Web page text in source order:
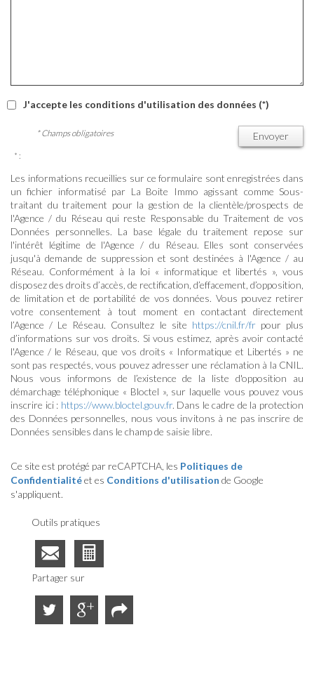
J'accepte les conditions d'utilisation des données (*)
Envoyer
* Champs obligatoires
* :
Les informations recueillies sur ce formulaire sont enregistrées dans
un fichier informatisé par La Boite Immo agissant comme Sous-
traitant du traitement pour la gestion de la clientèle/prospects de
l'Agence / du Réseau qui reste Responsable du Traitement de vos
Données personnelles. La base légale du traitement repose sur
l'intérêt légitime de l'Agence / du Réseau. Elles sont conservées
jusqu'à demande de suppression et sont destinées à l'Agence / au
Réseau. Conformément à la loi « informatique et libertés », vous
disposez des droits d’accès, de rectification, d’effacement, d’opposition,
de limitation et de portabilité de vos données. Vous pouvez retirer
votre consentement à tout moment en contactant directement
l’Agence / Le Réseau. Consultez le site https://cnil.fr/frpour plus
d’informations sur vos droits. Si vous estimez, après avoir contacté
l'Agence / le Réseau, que vos droits « Informatique et Libertés » ne
sont pas respectés, vous pouvez adresser une réclamation à la CNIL.
Nous vous informons de l’existence de la liste d'opposition au
démarchage téléphonique « Bloctel », sur laquelle vous pouvez vous
inscrire ici : https://www.bloctel.gouv.fr. Dans le cadre de la protection
des Données personnelles, nous vous invitons à ne pas inscrire de
Données sensibles dans le champ de saisie libre.
Ce site est protégé par reCAPTCHA, les Politiques de
Confidentialitéet es Conditions d'utilisation de Google
s'appliquent.
Outils pratiques
Partager sur